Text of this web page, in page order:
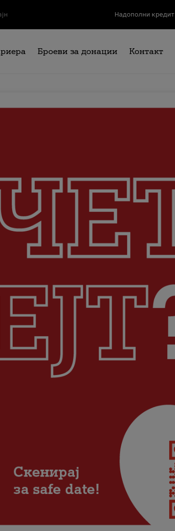
Надополни кредит
Броеви за донации Контакт